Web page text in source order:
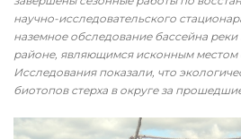
научно-исследовательского
наземное обследование бассейна
районе, являющимся исконным местом
Исследования показали, что
биотопов стерха в округе за